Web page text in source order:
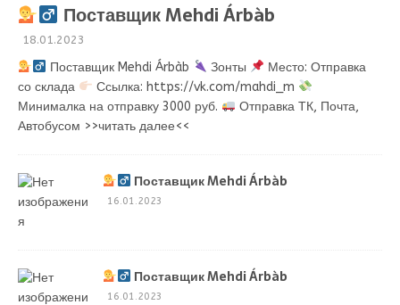
Поставщик Mehdi Árbàb
18.01.2023
Поставщик Mehdi Árbàb Зонты
Место: Отправка
со склада
Ссылка: https://vk.com/mahdi_m
Минималка на отправку 3000 руб.
Отправка ТК, Почта,
Автобусом >>читать далее<<
Поставщик Mehdi Árbàb
16.01.2023
Поставщик Mehdi Árbàb
16.01.2023